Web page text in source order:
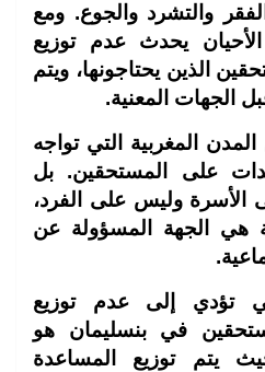
والتشرد والجوع. ومع
يحدث عدم توزيع
الذين يحتاجونها، ويتم
الجهات المعنية.
المغربية التي تواجه
على المستحقين. بل
الأسرة وليس على الفرد،
هي الجهة المسؤولة عن
تؤدي إلى عدم توزيع
في بنسليمان هو
يتم توزيع المساعدة